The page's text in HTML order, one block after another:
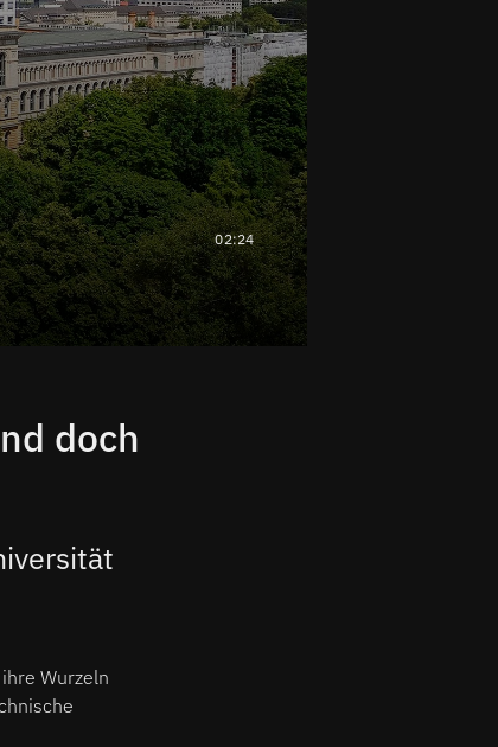
02:24
doch
Wurzeln